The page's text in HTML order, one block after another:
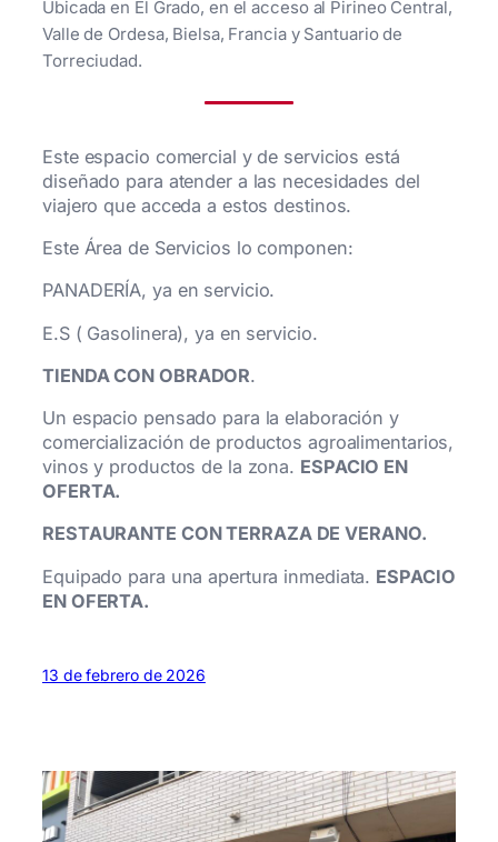
Ubicada en El Grado, en el acceso al Pirineo Central,
Valle de Ordesa, Bielsa, Francia y Santuario de
Torreciudad.
Este espacio comercial y de servicios está
diseñado para atender a las necesidades del
viajero que acceda a estos destinos.
Este Área de Servicios lo componen:
PANADERÍA, ya en servicio.
E.S ( Gasolinera), ya en servicio.
TIENDA CON OBRADOR.
Un espacio pensado para la elaboración y
comercialización de productos agroalimentarios,
vinos y productos de la zona. ESPACIO EN
OFERTA.
RESTAURANTE CON TERRAZA DE VERANO.
Equipado para una apertura inmediata. ESPACIO
EN OFERTA.
13 de febrero de 2026